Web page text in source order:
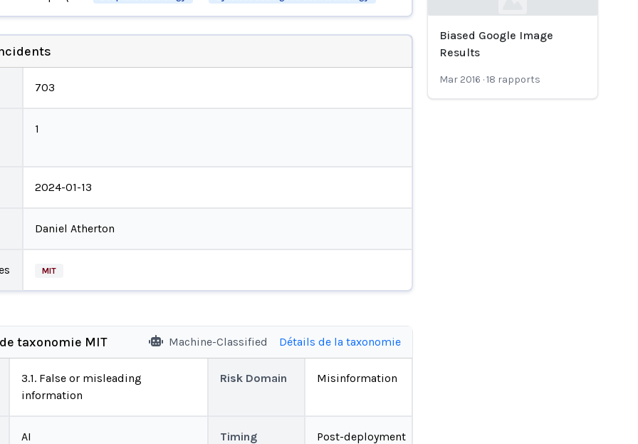
703
1
2024-01-13
Daniel Atherton
MIT
taxonomie MIT Machine-Classified Détails de la taxonomie
3.1. False or misleading
information
Risk Domain Misinformation
AI Timing Post-deployment
Biased Google Image
Results
Mar 2016 ·18 rapports